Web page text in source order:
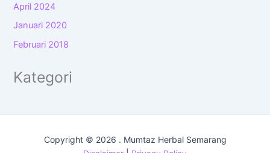
April 2024
Januari 2020
Februari 2018
Kategori
Copyright © 2026 . Mumtaz Herbal Semarang